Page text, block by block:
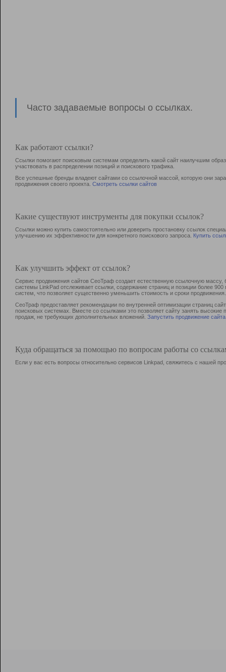
Часто задаваемые вопросы о ссылках.
Как работают ссылки?
Ссылки помогают поисковым системам определить какой сайт наилучшим
участвовать в раcпределении позиций и поискового трафика.
Все успешные бренды владеют сайтами со ссылочной массой, которую они
продвижения своего проекта. Смотреть ссылки сайтов
Какие существуют инструменты для покупки ссылок?
Ссылки можно купить самостоятельно или доверить простановку ссылок
улучшению их эффективности для конкретного поискового запроса. Купить
Как улучшить эффект от ссылок?
Сервис продвижения сайтов СеоТраф создает естественную ссылочную
системы LinkPad отслеживает ссылки, содержание страниц и позиции более
систем, что позволяет существенно уменьшить стоимость и сроки продвижения.
СеоТраф предоставляет рекомендации по внутренней оптимизации страниц
поисковых системах. Вместе со ссылками это позволяет сайту занять
продаж, не требующих дополнительных вложений. Запустить продвижение сайта
Куда обращаться за помощью по вопросам работы со
Если у вас есть вопросы относительно сервисов Linkpad, свяжитесь с нашей